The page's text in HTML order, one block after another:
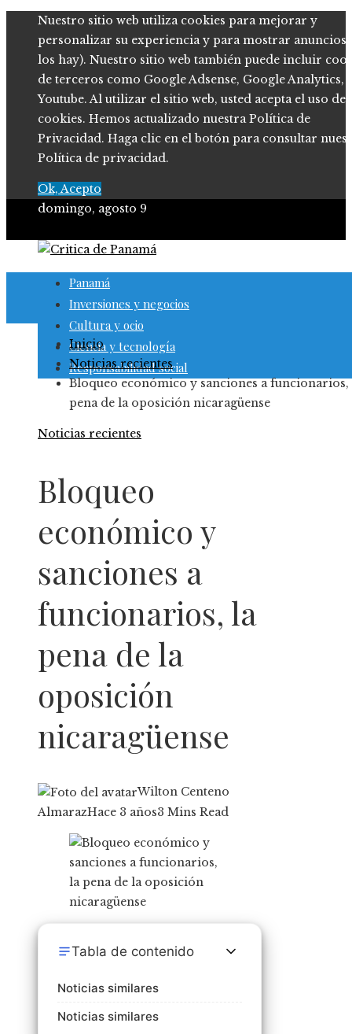
Nuestro sitio web utiliza cookies para mejorar y
personalizar su experiencia y para mostrar anuncios
los hay). Nuestro sitio web también puede incluir
de terceros como Google Adsense, Google Analytics,
Youtube. Al utilizar el sitio web, usted acepta el uso de
cookies. Hemos actualizado nuestra Política de
Privacidad. Haga clic en el botón para consultar
Política de privacidad.
Ok, Acepto
domingo, agosto 9
Panamá
Inversiones y negocios
Cultura y ocio
Ciencia y tecnología
Responsabilidad social
Inicio
Noticias recientes
Bloqueo económico y sanciones a funcionarios,
pena de la oposición nicaragüense
Noticias recientes
Bloqueo
económico y
sanciones a
funcionarios, la
pena de la
oposición
nicaragüense
Wilton Centeno
AlmarazHace 3 años3 Mins Read
Tabla de contenido
Noticias similares
Noticias similares